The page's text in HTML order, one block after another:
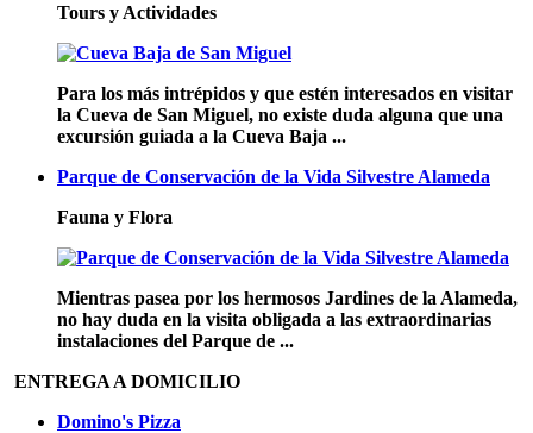
Tours y Actividades
Para los más intrépidos y que estén interesados en visitar
la Cueva de San Miguel, no existe duda alguna que una
excursión guiada a la Cueva Baja ...
Parque de Conservación de la Vida Silvestre Alameda
Fauna y Flora
Mientras pasea por los hermosos Jardines de la Alameda,
no hay duda en la visita obligada a las extraordinarias
instalaciones del Parque de ...
ENTREGA A DOMICILIO
Domino's Pizza